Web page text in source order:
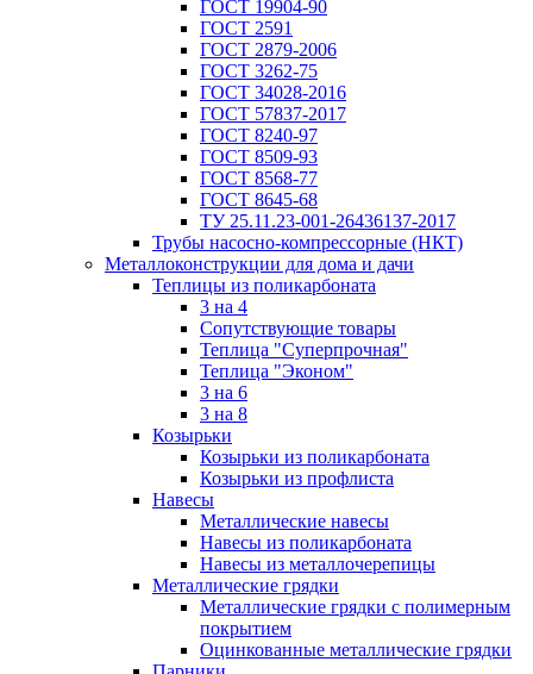
ГОСТ 19904-90
ГОСТ 2591
ГОСТ 2879-2006
ГОСТ 3262-75
ГОСТ 34028-2016
ГОСТ 57837-2017
ГОСТ 8240-97
ГОСТ 8509-93
ГОСТ 8568-77
ГОСТ 8645-68
ТУ 25.11.23-001-26436137-2017
Трубы насосно-компрессорные (НКТ)
Металлоконструкции для дома и дачи
Теплицы из поликарбоната
3 на 4
Сопутствующие товары
Теплица "Суперпрочная"
Теплица "Эконом"
3 на 6
3 на 8
Козырьки
Козырьки из поликарбоната
Козырьки из профлиста
Навесы
Металлические навесы
Навесы из поликарбоната
Навесы из металлочерепицы
Металлические грядки
Металлические грядки с полимерным
покрытием
Оцинкованные металлические грядки